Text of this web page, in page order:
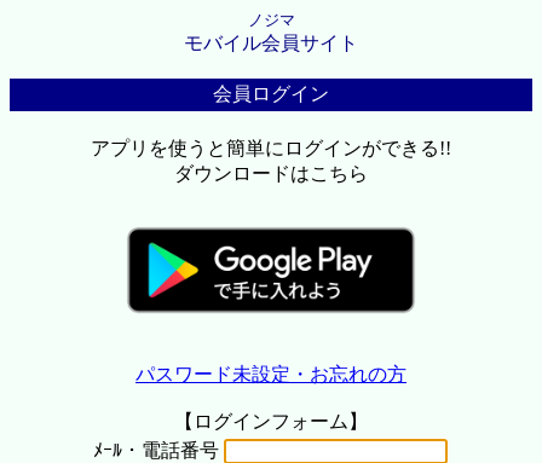
ノジマ
モバイル会員サイト
会員ログイン
アプリを使うと簡単にログインができる!!
ダウンロードはこちら
パスワード未設定・お忘れの方
【ログインフォーム】
ﾒｰﾙ・電話番号